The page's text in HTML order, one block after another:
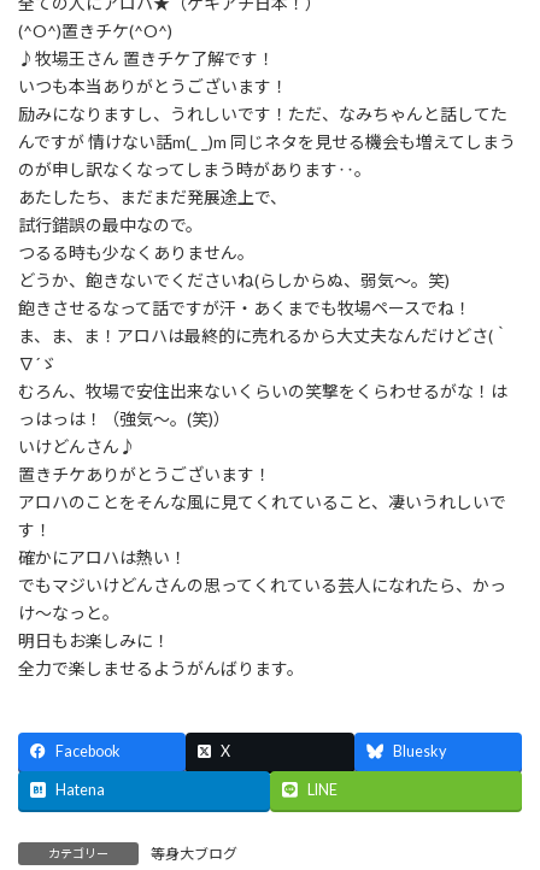
(^O^)置きチケ(^O^)
♪牧場王さん 置きチケ了解です！
いつも本当ありがとうございます！
励みになりますし、うれしいです！ただ、なみちゃんと話してた
んですが 情けない話m(_ _)m 同じネタを見せる機会も増えてしまう
のが申し訳なくなってしまう時があります‥。
あたしたち、まだまだ発展途上で、
試行錯誤の最中なので。
つるる時も少なくありません。
どうか、飽きないでくださいね(らしからぬ、弱気〜。笑)
飽きさせるなって話ですが汗・あくまでも牧場ペースでね！
ま、ま、ま！アロハは最終的に売れるから大丈夫なんだけどさ(｀
∇´ゞ
むろん、牧場で安住出来ないくらいの笑撃をくらわせるがな！は
っはっは！（強気〜。(笑)）
いけどんさん♪
置きチケありがとうございます！
アロハのことをそんな風に見てくれていること、凄いうれしいで
す！
確かにアロハは熱い！
でもマジいけどんさんの思ってくれている芸人になれたら、かっ
け〜なっと。
明日もお楽しみに！
全力で楽しませるようがんばります。
Facebook X Bluesky
Hatena LINE
カテゴリー 等身大ブログ